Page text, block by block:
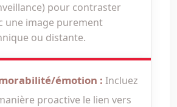
pour contraster
une image purement
ou distante.
émotion : Incluez
proactive le lien vers